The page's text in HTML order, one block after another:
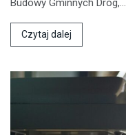
Budowy Gminnych Dróg,…
Czytaj dalej